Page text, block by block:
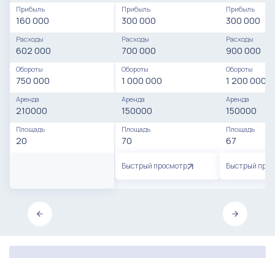
Прибыль
160 000
Расходы
602 000
Обороты
750 000
Аренда
210000
Площадь
20
Прибыль
300 000
Расходы
700 000
Обороты
1 000 000
Аренда
150000
Площадь
70
Быстрый просмотр
Прибыль
300 000
Расходы
900 000
Обороты
1 200 000
Аренда
150000
Площадь
67
Быстрый